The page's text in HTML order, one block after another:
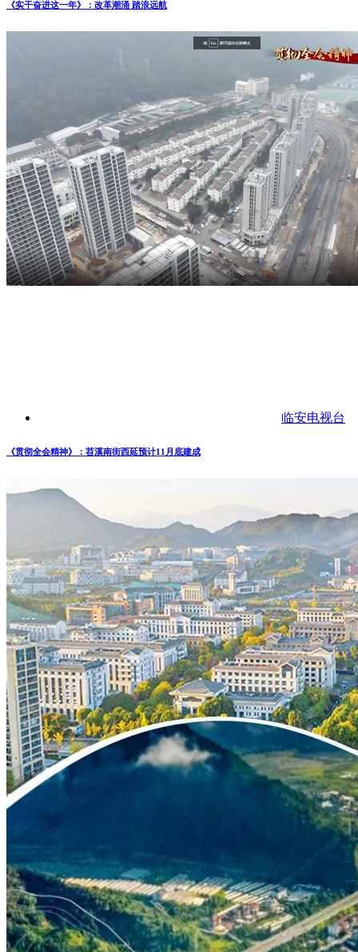
《实干奋进这一年》：改革潮涌 踏浪远航
临安电视台
《贯彻全会精神》：苕溪南街西延预计11月底建成